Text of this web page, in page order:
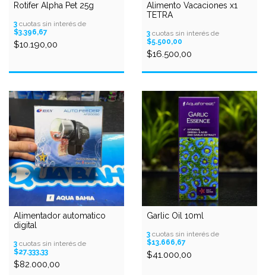
Rotifer Alpha Pet 25g
3 cuotas sin interés de
$3.396,67
$10.190,00
Alimento Vacaciones x1
TETRA
3 cuotas sin interés de
$5.500,00
$16.500,00
Alimentador automatico
digital
3 cuotas sin interés de
$27.333,33
$82.000,00
Garlic Oil 10ml
3 cuotas sin interés de
$13.666,67
$41.000,00